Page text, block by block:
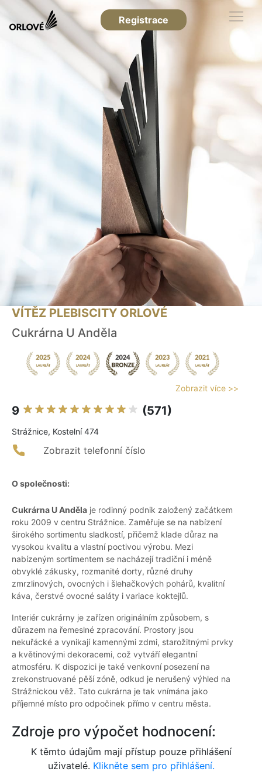
Registrace
VÍTĚZ PLEBISCITY ORLOVÉ
Cukrárna U Anděla
Zobrazit více >>
9 (571)
Strážnice, Kostelní 474
Zobrazit telefonní číslo
O společnosti:
Cukrárna U Anděla je rodinný podnik založený začátkem
roku 2009 v centru Strážnice. Zaměřuje se na nabízení
širokého sortimentu sladkostí, přičemž klade důraz na
vysokou kvalitu a vlastní poctivou výrobu. Mezi
nabízeným sortimentem se nacházejí tradiční i méně
obvyklé zákusky, rozmanité dorty, různé druhy
zmrzlinových, ovocných i šlehačkových pohárů, kvalitní
káva, čerstvé ovocné saláty i variace koktejlů.
Interiér cukrárny je zařízen originálním způsobem, s
důrazem na řemeslné zpracování. Prostory jsou
nekuřácké a vynikají kamennými zdmi, starožitnými prvky
a květinovými dekoracemi, což vytváří elegantní
atmosféru. K dispozici je také venkovní posezení na
zrekonstruované pěší zóně, odkud je nerušený výhled na
Strážnickou věž. Tato cukrárna je tak vnímána jako
příjemné místo pro odpočinek přímo v centru města.
Zdroje pro výpočet hodnocení:
K těmto údajům mají přístup pouze přihlášení
uživatelé. Klikněte sem pro přihlášení.